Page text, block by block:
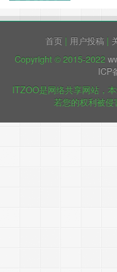
部分再进
gawk，
得自于
首页 | 用户投稿 |
Copyright © 2015-2022
ICP
ITZOO是网络共享网站，
若您的权利被